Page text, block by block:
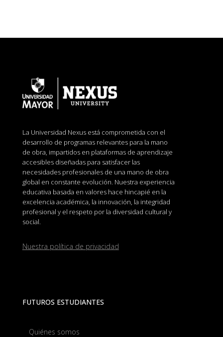
La Universidad Nexus está comprometida con el
desarrollo de programas relevantes para la mano
de obra, impartidos en plataformas de aprendizaje
accesibles diseñadas para satisfacer las
necesidades profesionales de una mano de obra
global en constante evolución. Nuestra experiencia
educativa basada en valores hace hincapié en la
excelencia académica, la innovación, la integridad
profesional y el respeto por la diversidad cultural y
social.
Nuestra política de privacidad
FUTUROS ESTUDIANTES
Quiénes somos